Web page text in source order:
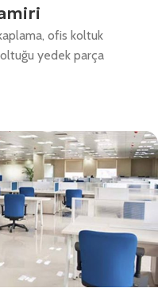
ofis koltuk
yedek parça